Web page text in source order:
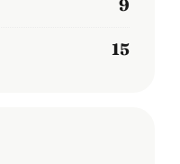
9
15